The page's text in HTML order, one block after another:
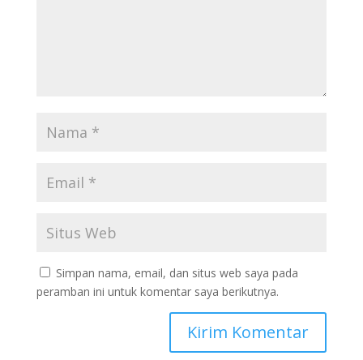
Simpan nama, email, dan situs web saya pada
peramban ini untuk komentar saya berikutnya.